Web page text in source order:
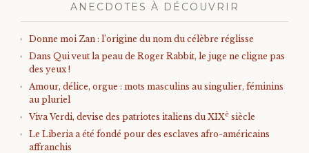
ANECDOTES À DÉCOUVRIR
Donne moi Zan : l’origine du nom du célèbre réglisse
Dans Qui veut la peau de Roger Rabbit, le juge ne cligne pas
des yeux !
Amour, délice, orgue : mots masculins au singulier, féminins
au pluriel
Viva Verdi, devise des patriotes italiens du XIXè siècle
Le Liberia a été fondé pour des esclaves afro-américains
affranchis